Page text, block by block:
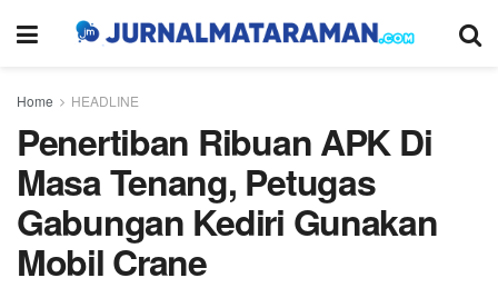
Home HEADLINE
Penertiban Ribuan APK Di
Masa Tenang, Petugas
Gabungan Kediri Gunakan
Mobil Crane